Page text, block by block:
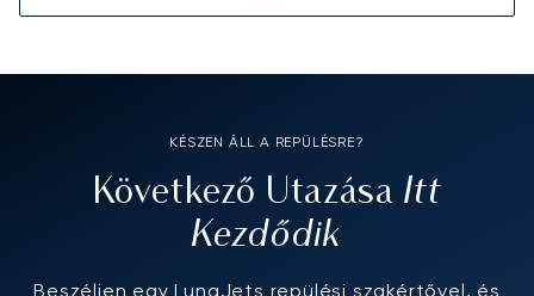
KÉSZEN ÁLL A REPÜLÉSRE?
Következő Utazása Itt
Kezdődik
Beszéljen egy LunaJets repülési szakértővel, és